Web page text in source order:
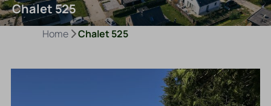
Chalet 525
Home Chalet 525